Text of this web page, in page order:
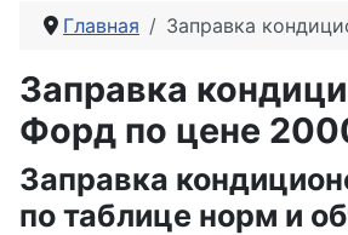
Главная Заправка
Заправка
Форд по цене
Заправка
по таблице норм и